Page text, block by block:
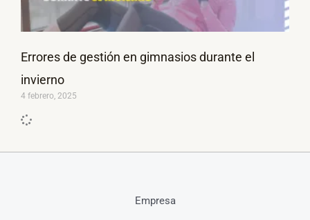
Errores de gestión en gimnasios durante el
invierno
4 febrero, 2025
Empresa